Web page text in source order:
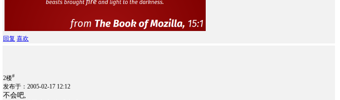
回复 喜欢
2楼#
发布于：2005-02-17 12:12
不会吧,